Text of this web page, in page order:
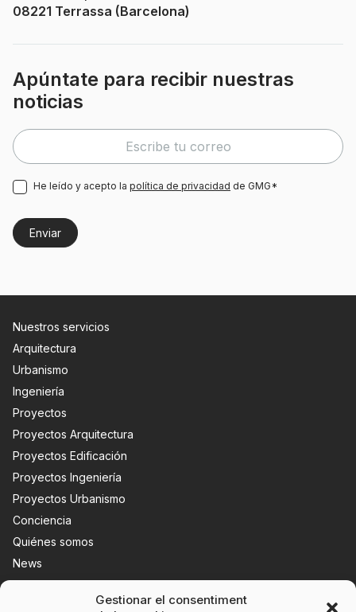
Gestionar el consentiment
08221 Terrassa (Barcelona)
Apúntate para recibir nuestras
noticias
He leído y acepto la política de privacidad de GMG*
Nuestros servicios
Arquitectura
Urbanismo
Ingeniería
Proyectos
Proyectos Arquitectura
Proyectos Edificación
Proyectos Ingeniería
Proyectos Urbanismo
Conciencia
Quiénes somos
News
Contacta con nosotros